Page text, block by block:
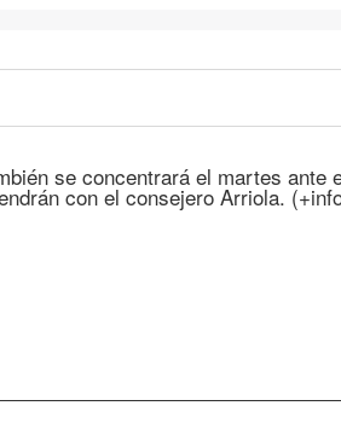
se concentrará el martes ante
con el consejero Arriola.